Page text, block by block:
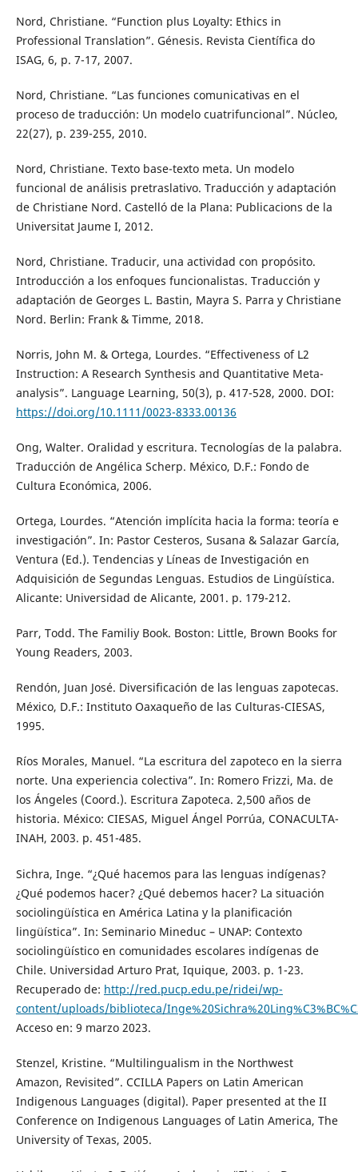
Nord, Christiane. “Function plus Loyalty: Ethics in
Professional Translation”. Génesis. Revista Científica do
ISAG, 6, p. 7-17, 2007.
Nord, Christiane. “Las funciones comunicativas en el
proceso de traducción: Un modelo cuatrifuncional”. Núcleo,
22(27), p. 239-255, 2010.
Nord, Christiane. Texto base-texto meta. Un modelo
funcional de análisis pretraslativo. Traducción y adaptación
de Christiane Nord. Castelló de la Plana: Publicacions de la
Universitat Jaume I, 2012.
Nord, Christiane. Traducir, una actividad con propósito.
Introducción a los enfoques funcionalistas. Traducción y
adaptación de Georges L. Bastin, Mayra S. Parra y Christiane
Nord. Berlin: Frank & Timme, 2018.
Norris, John M. & Ortega, Lourdes. “Effectiveness of L2
Instruction: A Research Synthesis and Quantitative Meta-
analysis”. Language Learning, 50(3), p. 417-528, 2000. DOI:
https://doi.org/10.1111/0023-8333.00136
Ong, Walter. Oralidad y escritura. Tecnologías de la palabra.
Traducción de Angélica Scherp. México, D.F.: Fondo de
Cultura Económica, 2006.
Ortega, Lourdes. “Atención implícita hacia la forma: teoría e
investigación”. In: Pastor Cesteros, Susana & Salazar García,
Ventura (Ed.). Tendencias y Líneas de Investigación en
Adquisición de Segundas Lenguas. Estudios de Lingüística.
Alicante: Universidad de Alicante, 2001. p. 179-212.
Parr, Todd. The Familiy Book. Boston: Little, Brown Books for
Young Readers, 2003.
Rendón, Juan José. Diversificación de las lenguas zapotecas.
México, D.F.: Instituto Oaxaqueño de las Culturas-CIESAS,
1995.
Ríos Morales, Manuel. “La escritura del zapoteco en la sierra
norte. Una experiencia colectiva”. In: Romero Frizzi, Ma. de
los Ángeles (Coord.). Escritura Zapoteca. 2,500 años de
historia. México: CIESAS, Miguel Ángel Porrúa, CONACULTA-
INAH, 2003. p. 451-485.
Sichra, Inge. “¿Qué hacemos para las lenguas indígenas?
¿Qué podemos hacer? ¿Qué debemos hacer? La situación
sociolingüística en América Latina y la planificación
lingüística”. In: Seminario Mineduc – UNAP: Contexto
sociolingüístico en comunidades escolares indígenas de
Chile. Universidad Arturo Prat, Iquique, 2003. p. 1-23.
Recuperado de: http://red.pucp.edu.pe/ridei/wp-
content/uploads/biblioteca/
Acceso en: 9 marzo 2023.
Stenzel, Kristine. “Multilingualism in the Northwest
Amazon, Revisited”. CCILLA Papers on Latin American
Indigenous Languages (digital). Paper presented at the II
Conference on Indigenous Languages of Latin America, The
University of Texas, 2005.